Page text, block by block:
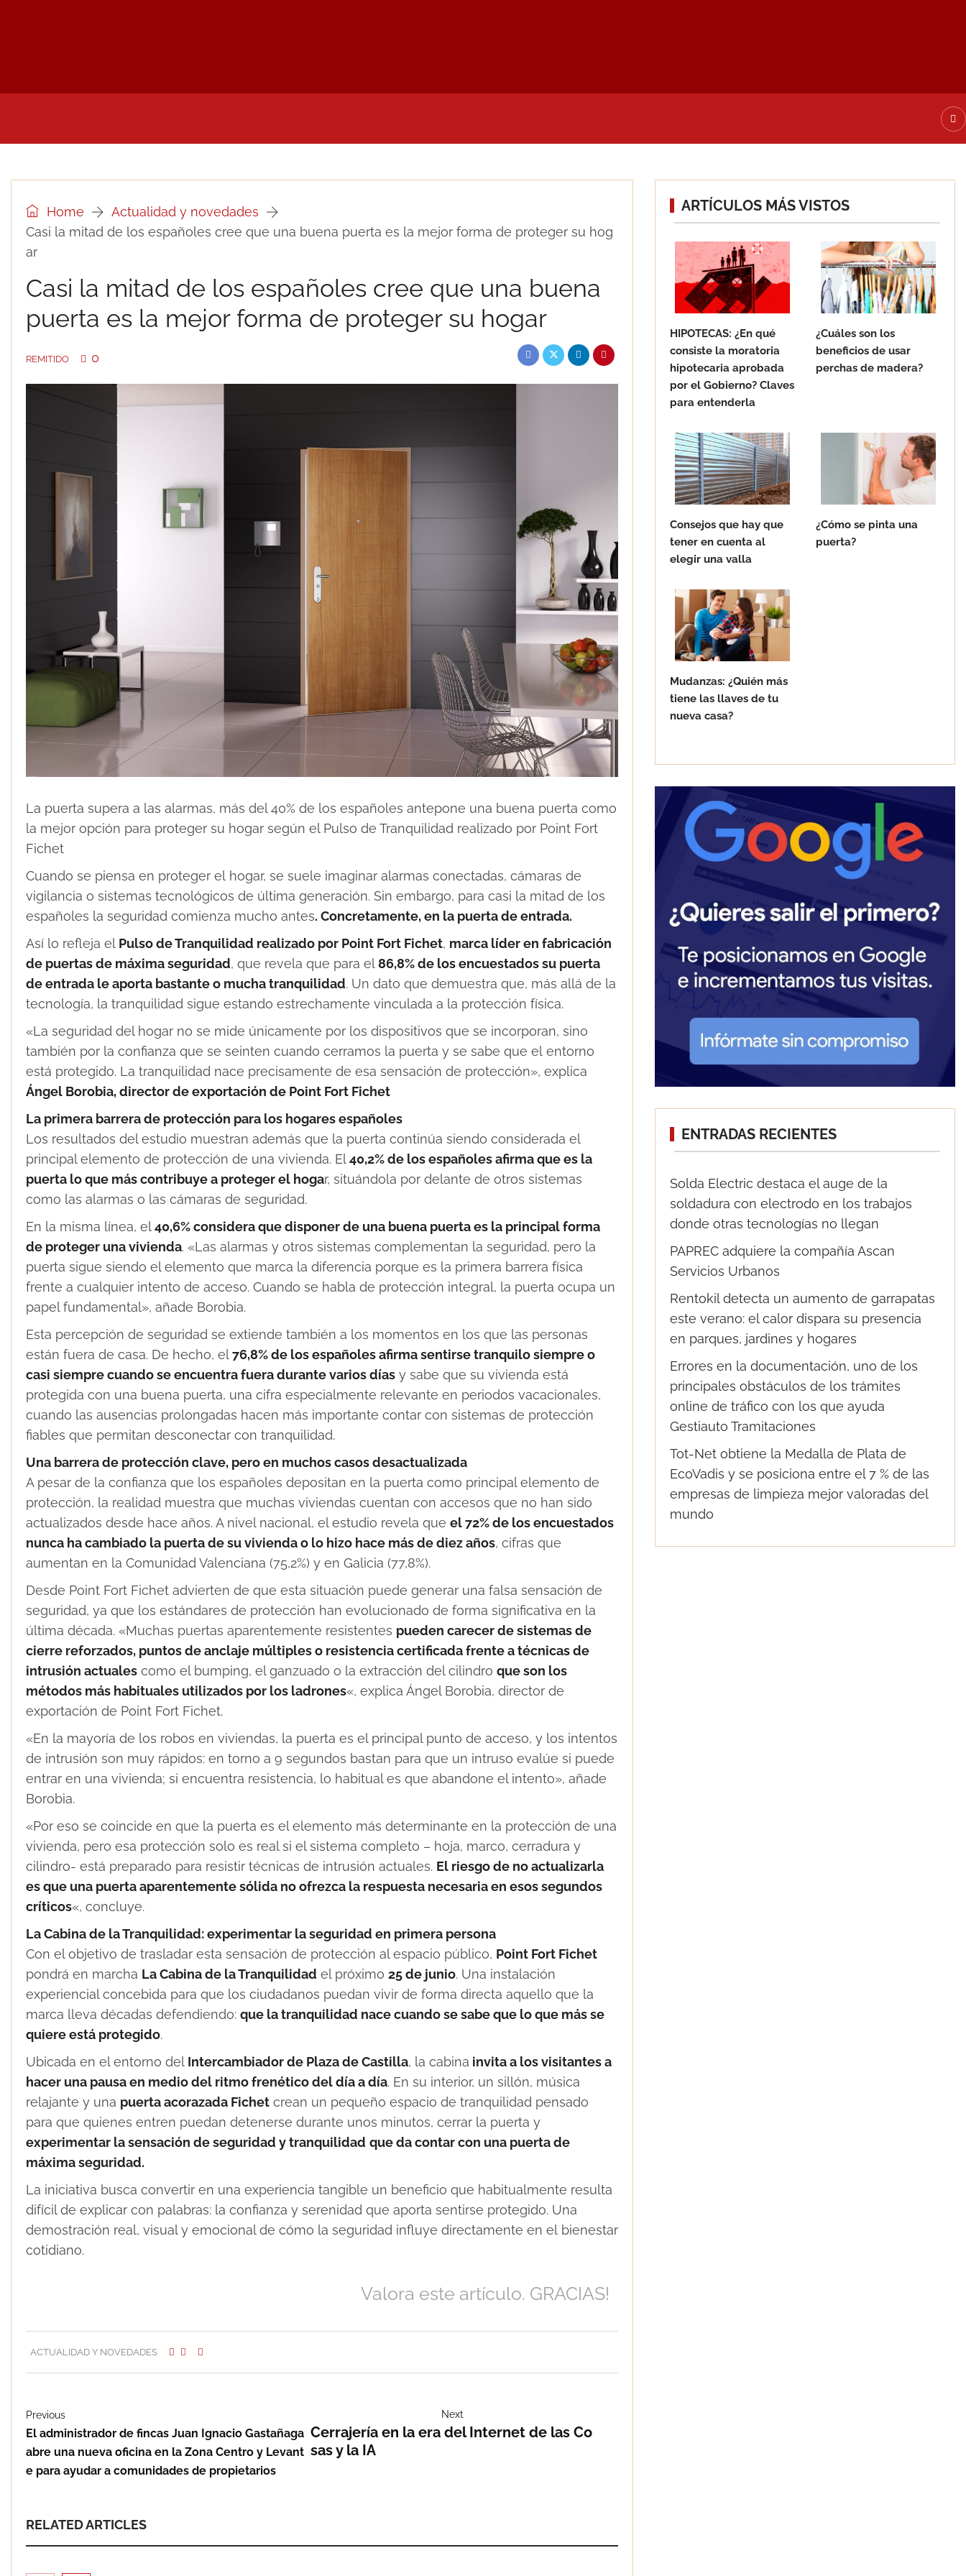
Home
Actualidad y novedades
Casi la mitad de los españoles cree que una buena puerta es la mejor forma de proteger su hog
ar
Casi la mitad de los españoles cree que una buena
puerta es la mejor forma de proteger su hogar
REMITIDO 0
La puerta supera a las alarmas, más del 40% de los españoles antepone una buena puerta como
la mejor opción para proteger su hogar según el Pulso de Tranquilidad realizado por Point Fort
Fichet
Cuando se piensa en proteger el hogar, se suele imaginar alarmas conectadas, cámaras de
vigilancia o sistemas tecnológicos de última generación. Sin embargo, para casi la mitad de los
españoles la seguridad comienza mucho antes. Concretamente, en la puerta de entrada.
Así lo refleja el Pulso de Tranquilidad realizado por Point Fort Fichet, marca líder en fabricación
de puertas de máxima seguridad, que revela que para el86,8% de los encuestados su puerta
de entrada le aporta bastante o mucha tranquilidad. Un dato que demuestra que, más allá de la
tecnología, la tranquilidad sigue estando estrechamente vinculada a la protección física.
«La seguridad del hogar no se mide únicamente por los dispositivos que se incorporan, sino
también por la confianza que se seinten cuando cerramos la puerta y se sabe que el entorno
está protegido. La tranquilidad nace precisamente de esa sensación de protección», explica
Ángel Borobia, director de exportación de Point Fort Fichet
La primera barrera de protección para los hogares españoles
Los resultados del estudio muestran además que la puerta continúa siendo considerada el
principal elemento de protección de una vivienda. El40,2% de los españoles afirma que es la
puerta lo que más contribuye a proteger el hogar, situándola por delante de otros sistemas
como las alarmas o las cámaras de seguridad.
En la misma línea, el40,6% considera que disponer de una buena puerta es la principal forma
de proteger una vivienda. «Las alarmas y otros sistemas complementan la seguridad, pero la
puerta sigue siendo el elemento que marca la diferencia porque es la primera barrera física
frente a cualquier intento de acceso. Cuando se habla de protección integral, la puerta ocupa un
papel fundamental», añade Borobia.
Esta percepción de seguridad se extiende también a los momentos en los que las personas
están fuera de casa. De hecho, el76,8% de los españoles afirma sentirse tranquilo siempre o
casi siempre cuando se encuentra fuera durante varios días y sabe que su vivienda está
protegida con una buena puerta, una cifra especialmente relevante en periodos vacacionales,
cuando las ausencias prolongadas hacen más importante contar con sistemas de protección
fiables que permitan desconectar con tranquilidad.
Una barrera de protección clave, pero en muchos casos desactualizada
A pesar de la confianza que los españoles depositan en la puerta como principal elemento de
protección, la realidad muestra que muchas viviendas cuentan con accesos que no han sido
actualizados desde hace años. A nivel nacional, el estudio revela que el 72% de los encuestados
nunca ha cambiado la puerta de su vivienda o lo hizo hace más de diez años, cifras que
aumentan en la Comunidad Valenciana (75,2%) y en Galicia (77,8%).
Desde Point Fort Fichet advierten de que esta situación puede generar una falsa sensación de
seguridad, ya que los estándares de protección han evolucionado de forma significativa en la
última década. «Muchas puertas aparentemente resistentes pueden carecer de sistemas de
cierre reforzados, puntos de anclaje múltiples o resistencia certificada frente a técnicas de
intrusión actuales como el bumping, el ganzuado o la extracción del cilindro que son los
métodos más habituales utilizados por los ladrones«, explica Ángel Borobia, director de
exportación de Point Fort Fichet.
«En la mayoría de los robos en viviendas, la puerta es el principal punto de acceso, y los intentos
de intrusión son muy rápidos: en torno a 9 segundos bastan para que un intruso evalúe si puede
entrar en una vivienda; si encuentra resistencia, lo habitual es que abandone el intento», añade
Borobia.
«Por eso se coincide en que la puerta es el elemento más determinante en la protección de una
vivienda, pero esa protección solo es real si el sistema completo – hoja, marco, cerradura y
cilindro- está preparado para resistir técnicas de intrusión actuales. El riesgo de no actualizarla
es que una puerta aparentemente sólida no ofrezca la respuesta necesaria en esos segundos
críticos«, concluye.
La Cabina de la Tranquilidad: experimentar la seguridad en primera persona
Con el objetivo de trasladar esta sensación de protección al espacio público, Point Fort Fichet
pondrá en marcha La Cabina de la Tranquilidad el próximo 25 de junio. Una instalación
experiencial concebida para que los ciudadanos puedan vivir de forma directa aquello que la
marca lleva décadas defendiendo: que la tranquilidad nace cuando se sabe que lo que más se
quiere está protegido.
Ubicada en el entorno del Intercambiador de Plaza de Castilla, la cabina invita a los visitantes a
hacer una pausa en medio del ritmo frenético del día a día. En su interior, un sillón, música
relajante y una puerta acorazada Fichet crean un pequeño espacio de tranquilidad pensado
para que quienes entren puedan detenerse durante unos minutos, cerrar la puerta y
experimentar la sensación de seguridad y tranquilidad que da contar con una puerta de
máxima seguridad.
La iniciativa busca convertir en una experiencia tangible un beneficio que habitualmente resulta
difícil de explicar con palabras: la confianza y serenidad que aporta sentirse protegido. Una
demostración real, visual y emocional de cómo la seguridad influye directamente en el bienestar
cotidiano.
Valora este artículo. GRACIAS!
ACTUALIDAD Y NOVEDADES
Previous
El administrador de fincas Juan Ignacio Gastañaga
abre una nueva oficina en la Zona Centro y Levant
e para ayudar a comunidades de propietarios
Next
Cerrajería en la era del Internet de las Co
sas y la IA
RELATED ARTICLES
ARTÍCULOS MÁS VISTOS
HIPOTECAS: ¿En qué
consiste la moratoria
hipotecaria aprobada
por el Gobierno? Claves
para entenderla
¿Cuáles son los
beneficios de usar
perchas de madera?
Consejos que hay que
tener en cuenta al
elegir una valla
¿Cómo se pinta una
puerta?
Mudanzas: ¿Quién más
tiene las llaves de tu
nueva casa?
ENTRADAS RECIENTES
Solda Electric destaca el auge de la
soldadura con electrodo en los trabajos
donde otras tecnologías no llegan
PAPREC adquiere la compañía Ascan
Servicios Urbanos
Rentokil detecta un aumento de garrapatas
este verano: el calor dispara su presencia
en parques, jardines y hogares
Errores en la documentación, uno de los
principales obstáculos de los trámites
online de tráfico con los que ayuda
Gestiauto Tramitaciones
Tot-Net obtiene la Medalla de Plata de
EcoVadis y se posiciona entre el 7 % de las
empresas de limpieza mejor valoradas del
mundo